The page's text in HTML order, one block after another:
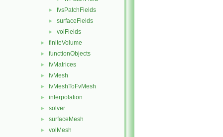
► fvsPatchFields
► surfaceFields
► volFields
► finiteVolume
► functionObjects
► fvMatrices
► fvMesh
► fvMeshToFvMesh
► interpolation
► solver
► surfaceMesh
► volMesh